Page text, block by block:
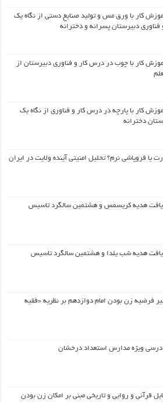
کار با ورق مس و تولید صنایع دستی از نگاه یک
فناوری دبیرستان پسرانه و دخترانه
کار با چوب در درس کار و فناوری دبیرستان از
کار با پارچه در درس کار و فناوری از نگاه یک
دخترانه
یا فروپاشی نرم؟ تحلیل امنیتی آینده ولایت در ایران
هدیه کریسمس و هشتمین سالگرد تاسیس
هدیه شب یلدا و هشتمین سالگرد تاسیس
فرضیه زن بودن امام دوازدهم بر نظریه «فقیه
درسی ویژه مدارس استعداد درخشان
قرآنی و روایی و تاریخی مبنی بر امکان زن بودن